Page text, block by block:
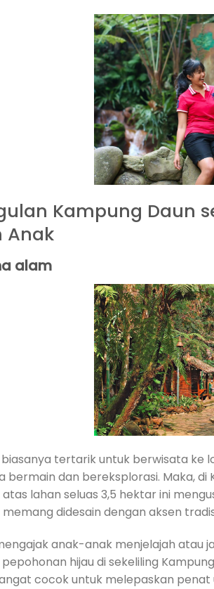
Kampung Daun
Anak
alam
tertarik untuk berwisata ke
bermain dan bereksplorasi. Maka, di
lahan seluas 3,5 hektar ini
didesain dengan aksen
anak-anak menjelajah atau
hijau di sekeliling
cocok untuk melepaskan